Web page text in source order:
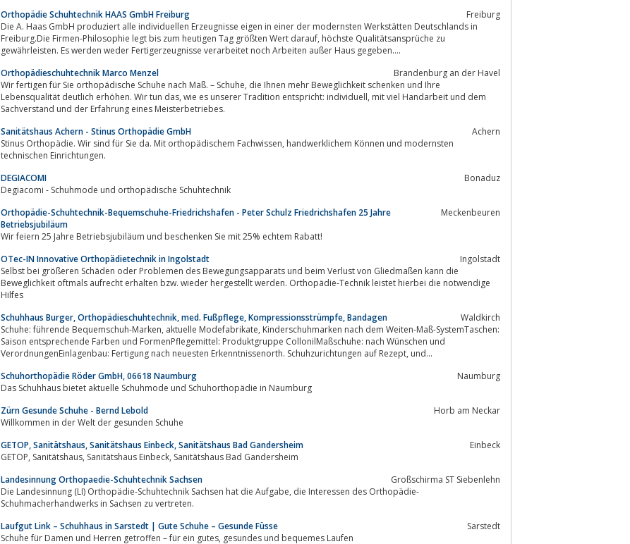
Orthopädie Schuhtechnik HAAS GmbH Freiburg
Freiburg
Die A. Haas GmbH produziert alle individuellen Erzeugnisse eigen in einer der modernsten Werkstätten Deutschlands in
Freiburg.Die Firmen-Philosophie legt bis zum heutigen Tag größten Wert darauf, höchste Qualitätsansprüche zu
gewährleisten. Es werden weder Fertigerzeugnisse verarbeitet noch Arbeiten außer Haus gegeben....
Orthopädieschuhtechnik Marco Menzel
Brandenburg an der Havel
Wir fertigen für Sie orthopädische Schuhe nach Maß. – Schuhe, die Ihnen mehr Beweglichkeit schenken und Ihre
Lebensqualität deutlich erhöhen. Wir tun das, wie es unserer Tradition entspricht: individuell, mit viel Handarbeit und dem
Sachverstand und der Erfahrung eines Meisterbetriebes.
Sanitätshaus Achern - Stinus Orthopädie GmbH
Achern
Stinus Orthopädie. Wir sind für Sie da. Mit orthopädischem Fachwissen, handwerklichem Können und modernsten
technischen Einrichtungen.
DEGIACOMI
Bonaduz
Degiacomi - Schuhmode und orthopädische Schuhtechnik
Orthopädie-Schuhtechnik-Bequemschuhe-Friedrichshafen - Peter Schulz Friedrichshafen 25 Jahre
Betriebsjubiläum
Meckenbeuren
Wir feiern 25 Jahre Betriebsjubiläum und beschenken Sie mit 25% echtem Rabatt!
OTec-IN Innovative Orthopädietechnik in Ingolstadt
Ingolstadt
Selbst bei größeren Schäden oder Problemen des Bewegungsapparats und beim Verlust von Gliedmaßen kann die
Beweglichkeit oftmals aufrecht erhalten bzw. wieder hergestellt werden. Orthopädie-Technik leistet hierbei die notwendige
Hilfes
Schuhhaus Burger, Orthopädieschuhtechnik, med. Fußpflege, Kompressionsstrümpfe, Bandagen
Waldkirch
Schuhe: führende Bequemschuh-Marken, aktuelle Modefabrikate, Kinderschuhmarken nach dem Weiten-Maß-SystemTaschen:
Saison entsprechende Farben und FormenPflegemittel: Produktgruppe CollonilMaßschuhe: nach Wünschen und
VerordnungenEinlagenbau: Fertigung nach neuesten Erkenntnissenorth. Schuhzurichtungen auf Rezept, und...
Schuhorthopädie Röder GmbH, 06618 Naumburg
Naumburg
Das Schuhhaus bietet aktuelle Schuhmode und Schuhorthopädie in Naumburg
Zürn Gesunde Schuhe - Bernd Lebold
Horb am Neckar
Willkommen in der Welt der gesunden Schuhe
GETOP, Sanitätshaus, Sanitätshaus Einbeck, Sanitätshaus Bad Gandersheim
Einbeck
GETOP, Sanitätshaus, Sanitätshaus Einbeck, Sanitätshaus Bad Gandersheim
Landesinnung Orthopaedie-Schuhtechnik Sachsen
Großschirma ST Siebenlehn
Die Landesinnung (LI) Orthopädie-Schuhtechnik Sachsen hat die Aufgabe, die Interessen des Orthopädie-
Schuhmacherhandwerks in Sachsen zu vertreten.
Laufgut Link – Schuhhaus in Sarstedt | Gute Schuhe – Gesunde Füsse
Sarstedt
Schuhe für Damen und Herren getroffen – für ein gutes, gesundes und bequemes Laufen